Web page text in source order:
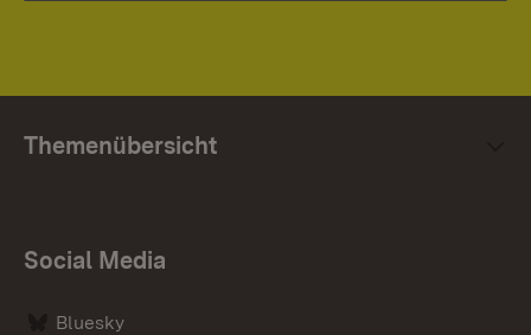
Themenübersicht
Social Media
Bluesky